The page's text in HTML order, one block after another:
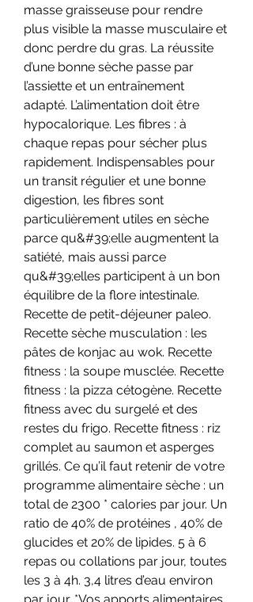
masse graisseuse pour rendre
plus visible la masse musculaire et
donc perdre du gras. La réussite
d’une bonne sèche passe par
l’assiette et un entraînement
adapté. L’alimentation doit être
hypocalorique. Les fibres : à
chaque repas pour sécher plus
rapidement. Indispensables pour
un transit régulier et une bonne
digestion, les fibres sont
particulièrement utiles en sèche
parce qu&#39;elle augmentent la
satiété, mais aussi parce
qu&#39;elles participent à un bon
équilibre de la flore intestinale.
Recette de petit-déjeuner paleo.
Recette sèche musculation : les
pâtes de konjac au wok. Recette
fitness : la soupe musclée. Recette
fitness : la pizza cétogène. Recette
fitness avec du surgelé et des
restes du frigo. Recette fitness : riz
complet au saumon et asperges
grillés. Ce qu’il faut retenir de votre
programme alimentaire sèche : un
total de 2300 * calories par jour. Un
ratio de 40% de protéines , 40% de
glucides et 20% de lipides. 5 à 6
repas ou collations par jour, toutes
les 3 à 4h. 3,4 litres d’eau environ